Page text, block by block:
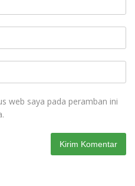
web saya pada peramban ini